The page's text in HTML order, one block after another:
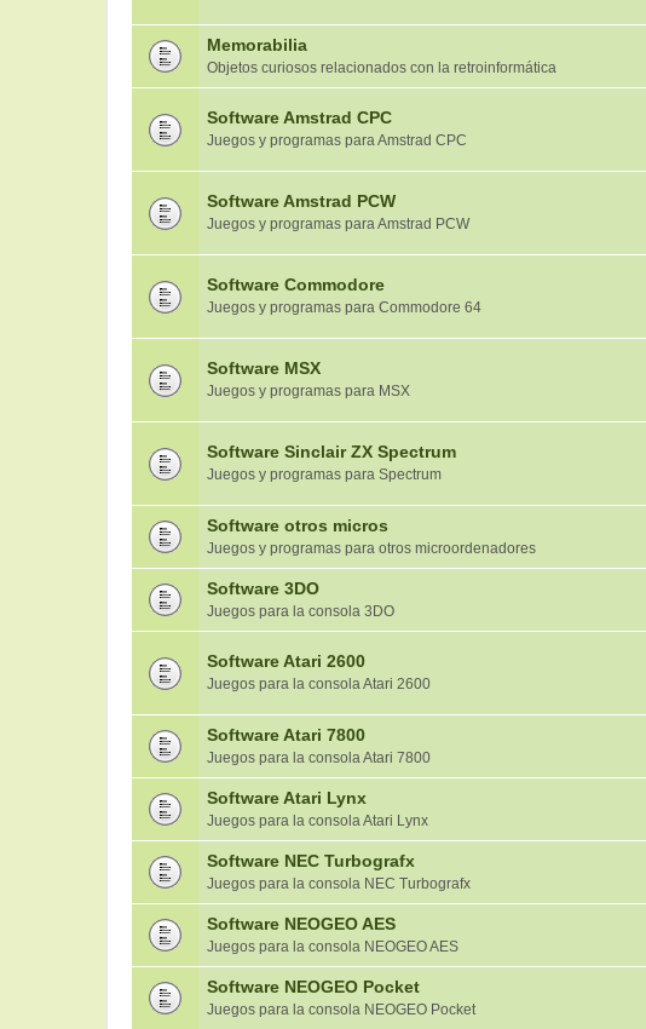
Memorabilia
Objetos curiosos relacionados con la retroinformática
Software Amstrad CPC
Juegos y programas para Amstrad CPC
Software Amstrad PCW
Juegos y programas para Amstrad PCW
Software Commodore
Juegos y programas para Commodore 64
Software MSX
Juegos y programas para MSX
Software Sinclair ZX Spectrum
Juegos y programas para Spectrum
Software otros micros
Juegos y programas para otros microordenadores
Software 3DO
Juegos para la consola 3DO
Software Atari 2600
Juegos para la consola Atari 2600
Software Atari 7800
Juegos para la consola Atari 7800
Software Atari Lynx
Juegos para la consola Atari Lynx
Software NEC Turbografx
Juegos para la consola NEC Turbografx
Software NEOGEO AES
Juegos para la consola NEOGEO AES
Software NEOGEO Pocket
Juegos para la consola NEOGEO Pocket